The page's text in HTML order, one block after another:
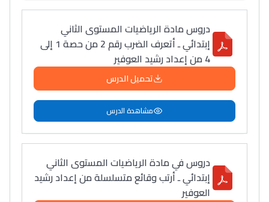
دروس مادة الرياضيات المستوى الثاني
إبتدائي ـ أتعرف الضرب رقم 2 من حصة 1 إلى
4 من إعداد رشيد العوفير
تحميل الدرس
مشاهدة الدرس
دروس في مادة الرياضيات المستوى الثاني
إبتدائي ـ أرتب وقائع متسلسلة من إعداد رشيد
العوفير